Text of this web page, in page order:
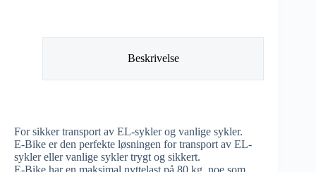
Beskrivelse
For sikker transport av EL-sykler og vanlige sykler.
E-Bike er den perfekte løsningen for transport av EL-
sykler eller vanlige sykler trygt og sikkert.